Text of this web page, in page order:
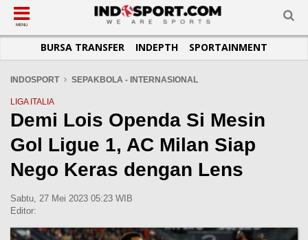
SUB-MENU
SEPAKBOLA
LIGA INGGRIS
LIGA ITALIA
LIGA SPANYOL
LIGA JERMAN
LIGA PRANCIS
SUB-MENU
SPORTAINMENT
SUB-MENU
OTOMOTIF
OTOMANIA
SUB-MENU
BASKET
FUTSAL
OLIMPIK
E-SPORT
SUB-MENU
JADWAL
SUB-MENU
TOPIK HARI INI
INFOGRAFIS
GALERI FOTO
TEMPAT OLAHRAGA
KOMUNITAS SEHAT
MENU
BURSA TRANSFER INDEPTH SPORTAINMENT
INDOSPORT SEPAKBOLA - INTERNASIONAL
LIGA ITALIA
Demi Lois Openda Si Mesin
Gol Ligue 1, AC Milan Siap
Nego Keras dengan Lens
Sabtu, 27 Mei 2023 05:23 WIB
Editor: